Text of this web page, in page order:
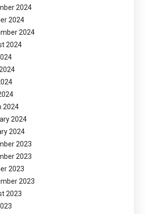
2024
2024
2024
2024
2024
2024
2024
2023
2023
2023
2023
2023